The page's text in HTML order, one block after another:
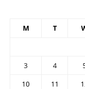
M T
3
4
10
11